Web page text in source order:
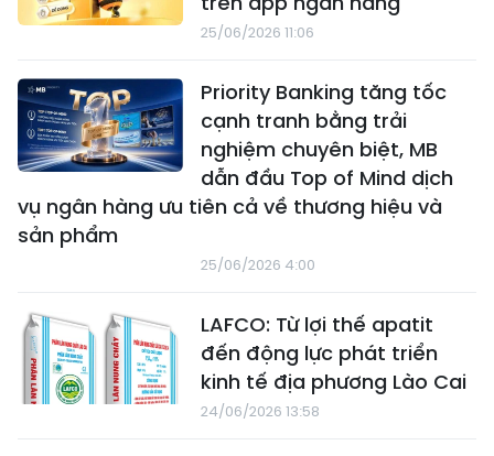
25/06/2026 11:06
Priority Banking tăng tốc
cạnh tranh bằng trải
nghiệm chuyên biệt, MB
dẫn đầu Top of Mind dịch
vụ ngân hàng ưu tiên cả về thương hiệu và
sản phẩm
25/06/2026 4:00
LAFCO: Từ lợi thế apatit
đến động lực phát triển
kinh tế địa phương Lào Cai
24/06/2026 13:58